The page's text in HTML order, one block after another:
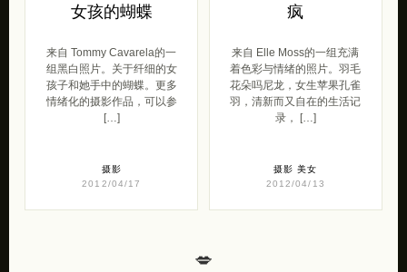
女孩的蝴蝶
来自 Tommy Cavarela的一
组黑白照片。关于纤细的女
孩子和她手中的蝴蝶。更多
情绪化的摄影作品，可以参
[…]
摄影
2012/04/17
疯
来自 Elle Moss的一组充满
着色彩与情绪的照片。羽毛
花朵吗尼龙，女生苹果孔雀
羽，清新而又自在的生活记
录， […]
摄影 美女
2012/04/13
💋